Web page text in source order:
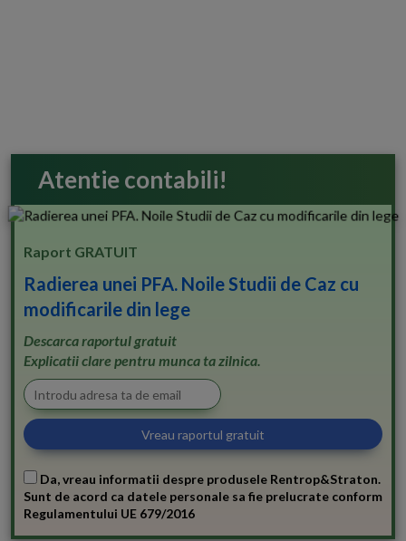
Atentie contabili!
Raport GRATUIT
Radierea unei PFA. Noile Studii de Caz cu
modificarile din lege
Descarca raportul gratuit
Explicatii clare pentru munca ta zilnica.
Da, vreau informatii despre produsele Rentrop&Straton.
Sunt de acord ca datele personale sa fie prelucrate conform
Regulamentului UE 679/2016